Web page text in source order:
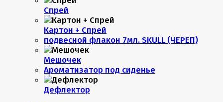
Спрей
Картон + Спрей
подвесной флакон 7мл. SKULL (ЧЕРЕП)
Мешочек
Ароматизатор под сиденье
Дефлектор